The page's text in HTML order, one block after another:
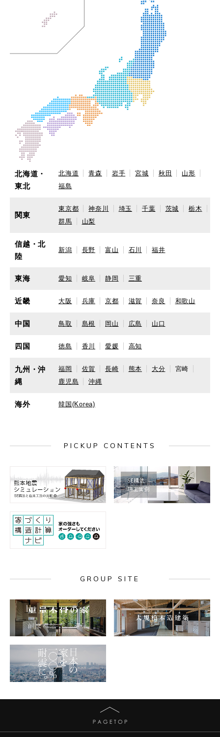
北海道・
東北
北海道 青森 岩手 宮城 秋田
山形
福島
関東
東京都 神奈川 埼玉 千葉 茨城
栃木
群馬
山梨
信越・北
陸
新潟 長野 富山 石川 福井
東海 愛知 岐阜 静岡 三重
近畿 大阪 兵庫 京都 滋賀 奈良 和歌山
中国 鳥取 島根 岡山 広島 山口
四国 徳島 香川 愛媛 高知
九州・沖
縄
福岡 佐賀 長崎 熊本 大分
宮崎
鹿児島
沖縄
海外 韓国(Korea)
PICKUP CONTENTS
GROUP SITE